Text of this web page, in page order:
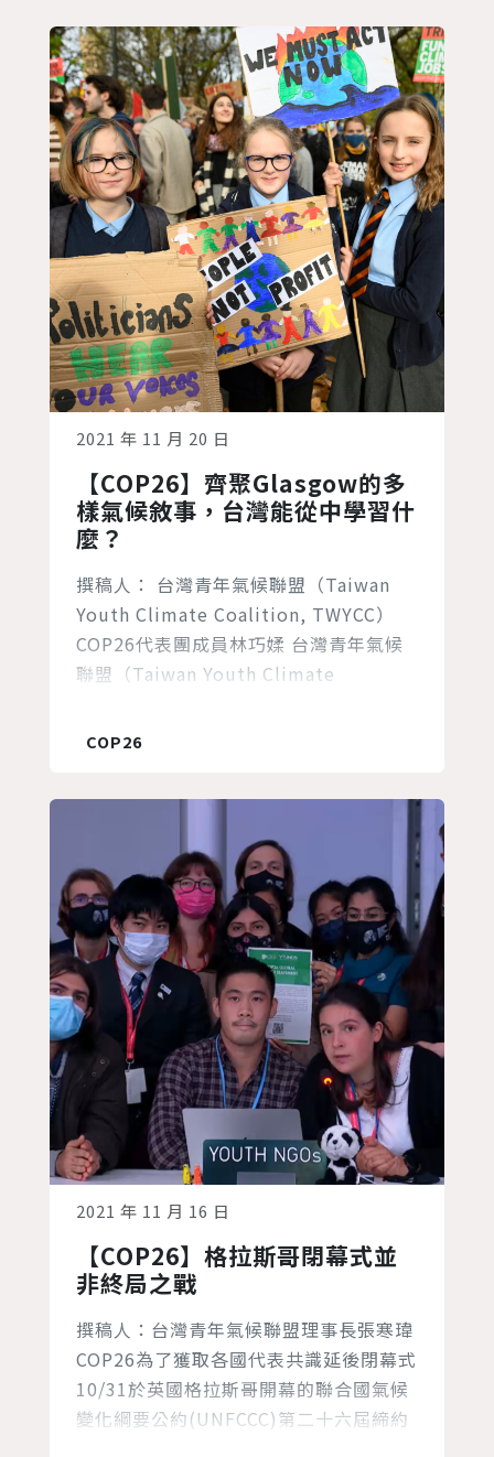
溝通及因應。 TWYCC 以青年的角度以及
過往的研...
2021 年 11 月 20 日
【COP26】齊聚Glasgow的多
樣氣候敘事，台灣能從中學習什
麼？
撰稿人： 台灣青年氣候聯盟（Taiwan
Youth Climate Coalition, TWYCC）
COP26代表團成員林巧媃 台灣青年氣候
聯盟（Taiwan Youth Climate
陳正朗 TWYCC青年在Glasgow氣候遊行
Glasgow散步是件很簡單的享受，俯視隨
COP26
2021 年 11 月 16 日
【COP26】格拉斯哥閉幕式並
非終局之戰
撰稿人：台灣青年氣候聯盟理事長張寒瑋
COP26為了獲取各國代表共識延後閉幕式
10/31於英國格拉斯哥開幕的聯合國氣候
變化綱要公約(UNFCCC)第二十六屆締約